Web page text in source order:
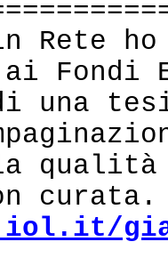
Rete
ai
una
qualità
curata.